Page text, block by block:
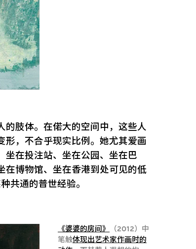
的肢体。在偌大的空间中，这些人
形，不合乎现实比例。她尤其爱画
坐在投注站、坐在公园、坐在巴
在博物馆、坐在香港到处可见的低
共通的普世经验。
《婆婆的房间》
（2012）中
笔触体现出艺术家作画时的